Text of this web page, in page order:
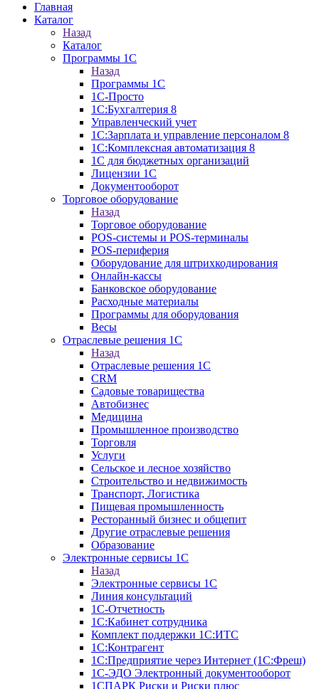
Главная
Каталог
Назад
Каталог
Программы 1С
Назад
Программы 1С
1С-Просто
1С:Бухгалтерия 8
Управленческий учет
1С:Зарплата и управление персоналом 8
1C:Комплексная автоматизация 8
1С для бюджетных организаций
Лицензии 1С
Документооборот
Торговое оборудование
Назад
Торговое оборудование
POS-системы и POS-терминалы
POS-периферия
Оборудование для штрихкодирования
Онлайн-кассы
Банковское оборудование
Расходные материалы
Программы для оборудования
Весы
Отраслевые решения 1С
Назад
Отраслевые решения 1С
CRM
Садовые товарищества
Автобизнес
Медицина
Промышленное производство
Торговля
Услуги
Сельское и лесное хозяйство
Строительство и недвижимость
Транспорт, Логистика
Пищевая промышленность
Ресторанный бизнес и общепит
Другие отраслевые решения
Образование
Электронные сервисы 1С
Назад
Электронные сервисы 1С
Линия консультаций
1С-Отчетность
1С:Кабинет сотрудника
Комплект поддержки 1С:ИТС
1С:Контрагент
1С:Предприятие через Интернет (1С:Фреш)
1С-ЭДО Электронный документооборот
1СПАРК Риски и Риски плюс